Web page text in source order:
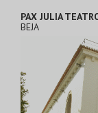
PAX JULIA
BEJA